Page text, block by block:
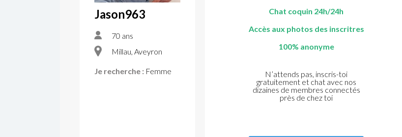
Jason963
70 ans
Millau, Aveyron
Je recherche : Femme
Chat coquin 24h/24h
Accès aux photos des inscritres
100% anonyme
N’attends pas, inscris-toi
gratuitement et chat avec nos
dizaines de membres connectés
près de chez toi